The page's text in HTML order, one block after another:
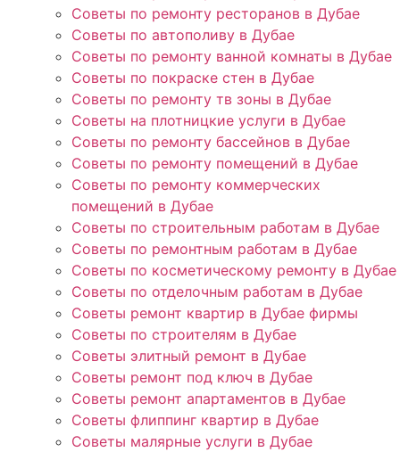
Советы по ремонту ресторанов в Дубае
Советы по автополиву в Дубае
Советы по ремонту ванной комнаты в Дубае
Советы по покраске стен в Дубае
Советы по ремонту тв зоны в Дубае
Советы на плотницкие услуги в Дубае
Советы по ремонту бассейнов в Дубае
Советы по ремонту помещений в Дубае
Советы по ремонту коммерческих
помещений в Дубае
Советы по строительным работам в Дубае
Советы по ремонтным работам в Дубае
Советы по косметическому ремонту в Дубае
Советы по отделочным работам в Дубае
Советы ремонт квартир в Дубае фирмы
Советы по строителям в Дубае
Советы элитный ремонт в Дубае
Советы ремонт под ключ в Дубае
Советы ремонт апартаментов в Дубае
Советы флиппинг квартир в Дубае
Советы малярные услуги в Дубае